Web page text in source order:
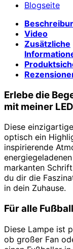
Blogseite
Video
Zusätzliche
Erlebe die
mit meiner
Diese
optisch ein
inspirierende
markanten
du dir die
in dein Zuhause.
Für alle
Diese Lampe ist
ob großer Fan